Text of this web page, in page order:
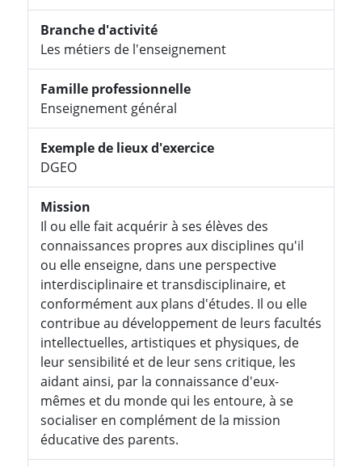
Branche d'activité
Les métiers de l'enseignement
Famille professionnelle
Enseignement général
Exemple de lieux d'exercice
DGEO
Mission
Il ou elle fait acquérir à ses élèves des
connaissances propres aux disciplines qu'il
ou elle enseigne, dans une perspective
interdisciplinaire et transdisciplinaire, et
conformément aux plans d'études. Il ou elle
contribue au développement de leurs facultés
intellectuelles, artistiques et physiques, de
leur sensibilité et de leur sens critique, les
aidant ainsi, par la connaissance d'eux-
mêmes et du monde qui les entoure, à se
socialiser en complément de la mission
éducative des parents.